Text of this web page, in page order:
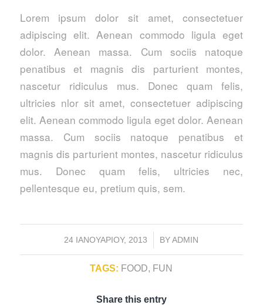
Lorem ipsum dolor sit amet, consectetuer
adipiscing elit. Aenean commodo ligula eget
dolor. Aenean massa. Cum sociis natoque
penatibus et magnis dis parturient montes,
nascetur ridiculus mus. Donec quam felis,
ultricies nlor sit amet, consectetuer adipiscing
elit. Aenean commodo ligula eget dolor. Aenean
massa. Cum sociis natoque penatibus et
magnis dis parturient montes, nascetur ridiculus
mus. Donec quam felis, ultricies nec,
pellentesque eu, pretium quis, sem.
24 ΙΑΝΟΥΑΡΊΟΥ, 2013
/ BYADMIN
TAGS: FOOD, FUN
Share this entry